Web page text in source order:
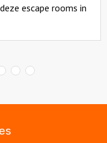
escape rooms in